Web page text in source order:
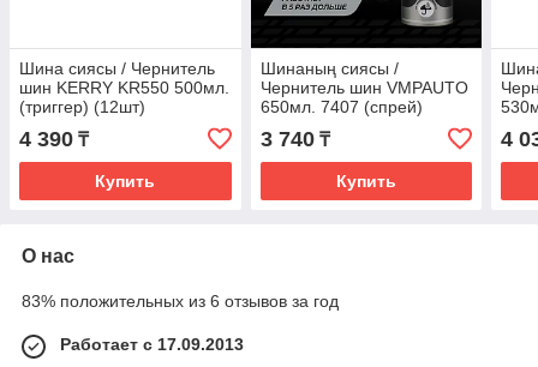
Шина сиясы / Чернитель
шин KERRY KR550 500мл.
(триггер) (12шт)
4 390 ₸
Купить
Шинаның сиясы /
Чернитель шин VMPAUTO
650мл. 7407 (спрей)
3 740₸
Купить
4
О нас
83% положительных из 6 отзывов за год
Работает с 17.09.2013